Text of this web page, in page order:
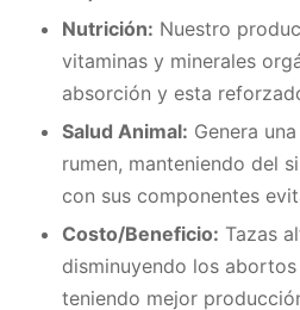
Nutrición: Nuestro
vitaminas y minerales
absorción y esta
Salud Animal: Genera
rumen, manteniendo del
con sus componentes
Costo/Beneficio: Tazas
disminuyendo los
teniendo mejor